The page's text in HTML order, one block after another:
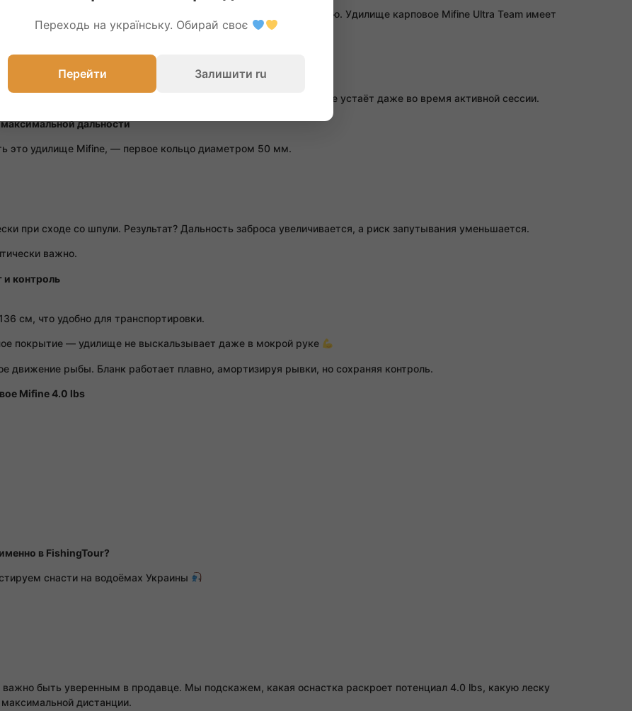
баланс между жёсткостью, упругостью и долговечностью. Удилище карповое Mifine Ultra Team имеет
3.9 м — 365 г — идеальные показатели для такой длины. Рука не устаёт даже во время активной сессии.
дальности
это удилище Mifine, — первое кольцо диаметром 50 мм.
при сходе со шпули. Результат? Дальность заброса увеличивается, а риск запутывания уменьшается.
важно.
контроль
см, что удобно для транспортировки.
покрытие — удилище не выскальзывает даже в мокрой руке
движение рыбы. Бланк работает плавно, амортизируя рывки, но сохраняя контроль.
Mifine 4.0 lbs
в FishingTour?
снасти на водоёмах Украины
быть уверенным в продавце. Мы подскажем, какая оснастка раскроет потенциал 4.0 lbs, какую леску
дистанции.
Переходь на українську. Обирай своє
Перейти Залишити ru